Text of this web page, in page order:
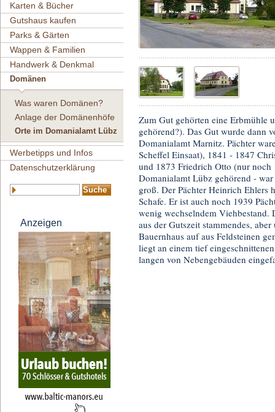
Karten & Bücher
Gutshaus kaufen
Parks & Gärten
Wappen & Familien
Handwerk & Denkmal
Domänen
Was waren Domänen?
Anlage der Domänenhöfe
Orte im Domanialamt Lübz
Werbetipps und Infos
Datenschutzerklärung
Anzeigen
Zum Gut gehörten eine Erbmühle
gehörend?). Das Gut wurde dann
Domanialamt Marnitz. Pächter
Scheffel Einsaat), 1841 - 1847
und 1873 Friedrich Otto (nur noch
Domanialamt Lübz gehörend -
groß. Der Pächter Heinrich Ehlers
Schafe. Er ist auch noch 1939
wenig wechselndem Viehbestand.
aus der Gutszeit stammendes,
Bauernhaus auf aus Feldsteinen
liegt an einem tief
langen von Nebengebäuden